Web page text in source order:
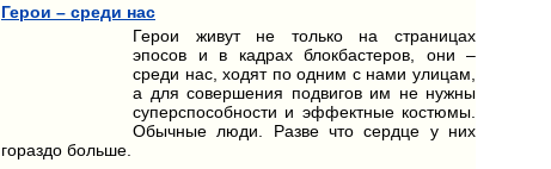
Герои – среди нас
Герои живут не только на страницах
эпосов и в кадрах блокбастеров, они –
среди нас, ходят по одним с нами улицам,
а для совершения подвигов им не нужны
суперспособности и эффектные костюмы.
Обычные люди. Разве что сердце у них
гораздо больше.